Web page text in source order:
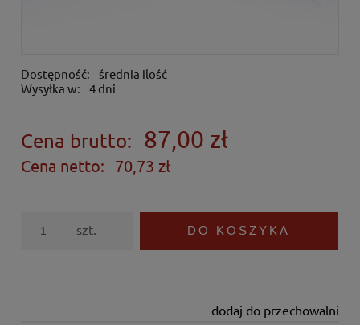
Dostępność:
średnia ilość
Wysyłka w:
4 dni
Cena brutto: 87,00 zł
Cena netto: 70,73 zł
szt. DO KOSZYKA
dodaj do przechowalni